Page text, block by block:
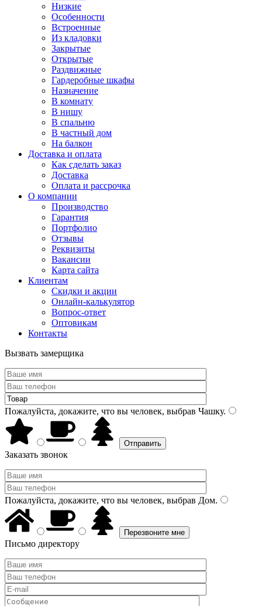
Низкие
Особенности
Встроенные
Из кладовки
Закрытые
Открытые
Раздвижные
Гардеробные шкафы
Назначение
В комнату
В нишу
В спальню
В частный дом
На балкон
Доставка и оплата
Как сделать заказ
Доставка
Оплата и рассрочка
О компании
Производство
Гарантия
Портфолио
Отзывы
Реквизиты
Вакансии
Карта сайта
Клиентам
Скидки и акции
Онлайн-калькулятор
Вопрос-ответ
Оптовикам
Контакты
Вызвать замерщика
Пожалуйста, докажите, что вы человек, выбрав Чашку.
Заказать звонок
Пожалуйста, докажите, что вы человек, выбрав Дом.
Письмо директору